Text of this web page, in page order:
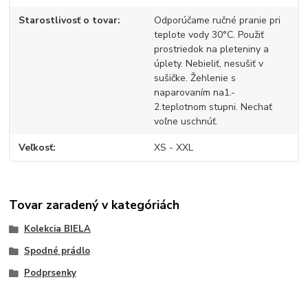
Starostlivosť o tovar
Odporúčame ručné pranie pri
teplote vody 30°C. Použiť
prostriedok na pleteniny a
úplety. Nebieliť, nesušiť v
sušičke. Žehlenie s
naparovaním na1.-
2.teplotnom stupni. Nechať
voľne uschnúť.
Veľkosť XS - XXL
Tovar zaradený v kategóriách
Kolekcia BIELA
Spodné prádlo
Podprsenky